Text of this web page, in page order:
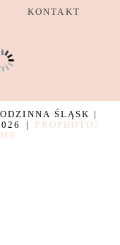
KONTAKT
ŚLĄSK |
|
PROPHOTO7